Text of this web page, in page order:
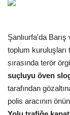
Spor
Gündem
Tekno Bilim
Şanlıurfa'da
toplum kuruluşları
sırasında terör
suçluyu öven
tarafından
polis aracının